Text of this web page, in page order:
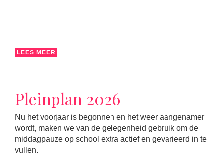
LEES MEER
Pleinplan 2026
Nu het voorjaar is begonnen en het weer aangenamer
wordt, maken we van de gelegenheid gebruik om de
middagpauze op school extra actief en gevarieerd in te
vullen.